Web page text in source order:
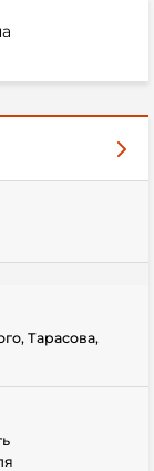
Тарасова,